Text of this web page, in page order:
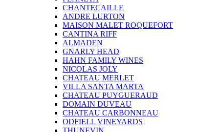
CHANTECAILLE
ANDRE LURTON
MAISON MALET ROQUEFORT
CANTINA RIFF
ALMADEN
GNARLY HEAD
HAHN FAMILY WINES
NICOLAS JOLY
CHATEAU MERLET
VILLA SANTA MARTA
CHATEAU PUYGUERAUD
DOMAIN DUVEAU
CHATEAU CARBONNEAU
ODFIELL VINEYARDS
THUNEVIN